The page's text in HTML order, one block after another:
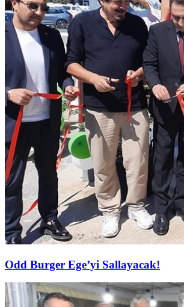
Odd Burger Ege’yi Sallayacak!